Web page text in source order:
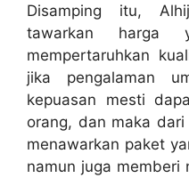
Disamping itu,
tawarkan harga
mempertaruhkan
jika pengalaman
kepuasan mesti
orang, dan maka
menawarkan paket
namun juga memberi